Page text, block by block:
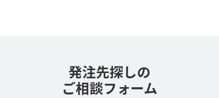
発注先探しの
ご相談フォーム